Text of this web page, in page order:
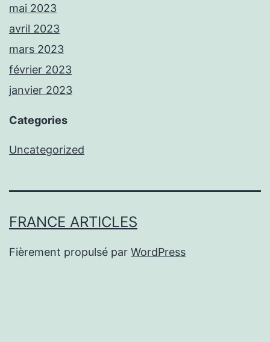
mai 2023
avril 2023
mars 2023
février 2023
janvier 2023
Categories
Uncategorized
FRANCE ARTICLES
Fièrement propulsé par WordPress